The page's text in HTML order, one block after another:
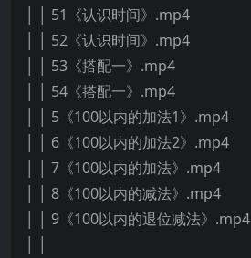
│ │ 51《认识时间》.mp4
│ │ 52《认识时间》.mp4
│ │ 53《搭配一》.mp4
│ │ 54《搭配一》.mp4
│ │ 5《100以内的加法1》.mp4
│ │ 6《100以内的加法2》.mp4
│ │ 7《100以内的加法》.mp4
│ │ 8《100以内的减法》.mp4
│ │ 9《100以内的退位减法》.mp4